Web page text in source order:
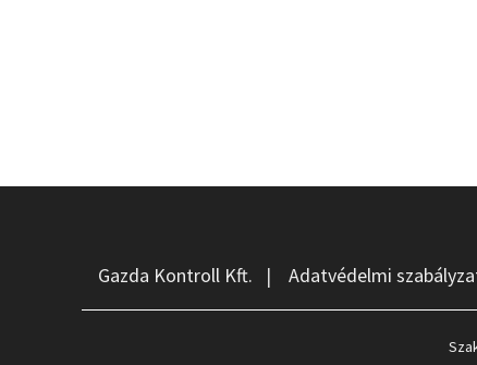
Gazda Kontroll Kft. |Adatvédelmi